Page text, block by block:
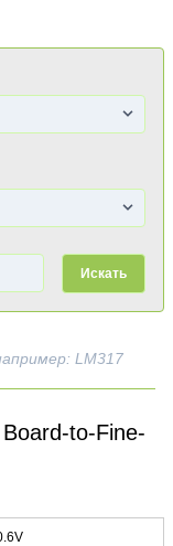
Искать
LM317
to-Fine-